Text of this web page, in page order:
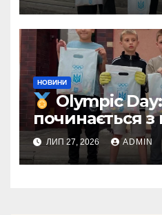
НОВИНИ
Olympic
починається
кроку
ЛИП 27, 2026 ADMIN